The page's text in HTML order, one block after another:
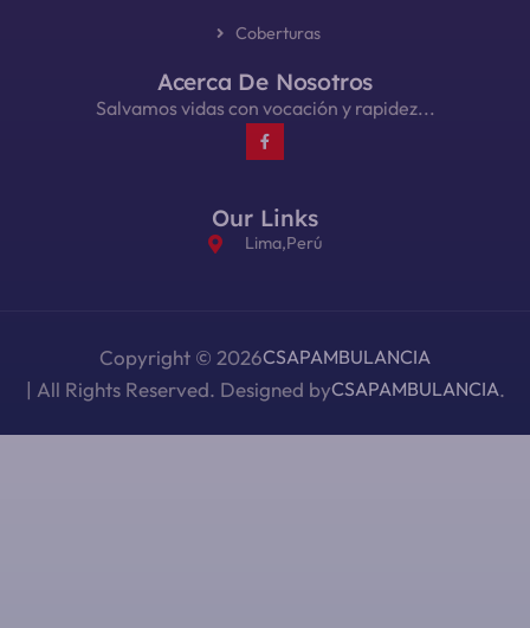
Coberturas
Acerca De Nosotros
Salvamos vidas con vocación y rapidez...
Our Links
Lima,Perú
Copyright © 2026CSAPAMBULANCIA
| All Rights Reserved. Designed byCSAPAMBULANCIA.